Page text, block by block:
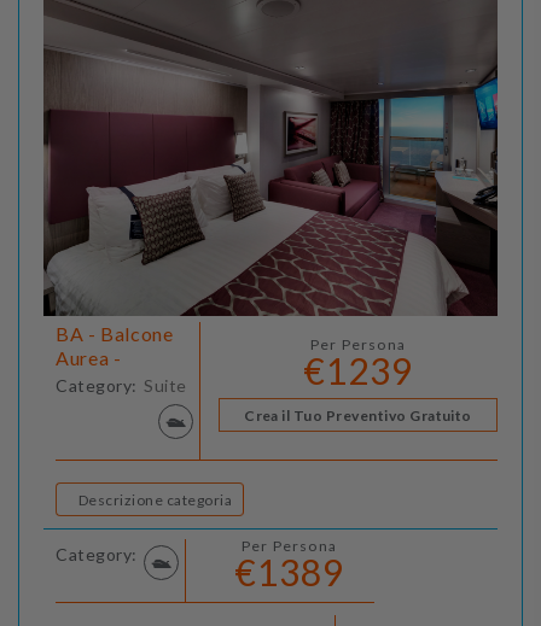
BA - Balcone
Aurea -
Category: Suite
Per Persona
€1239
Crea il Tuo Preventivo Gratuito
Descrizione categoria
Category: Per Persona
€1389